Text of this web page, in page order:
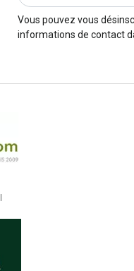
Vous pouvez vous
informations de contact